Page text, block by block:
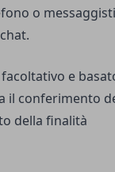
o
e
il conferimento
della finalità